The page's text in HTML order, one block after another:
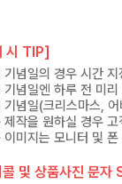
시 TIP]
념일의 경우 시간
념일엔 하루 전 미
념일(크리스마스,
작을 원하실 경우
미지는 모니터 및
및 상품사진 문자